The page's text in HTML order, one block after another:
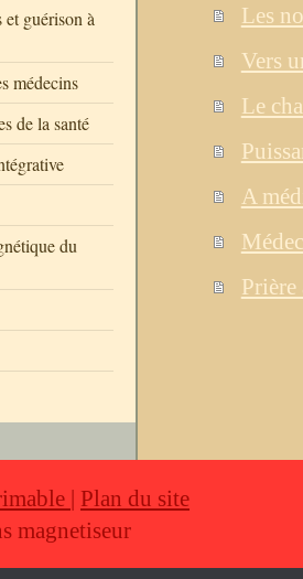
guérison à
médecins
de la santé
du
Les
Vers
Le
A
Prière
| Plan du site
magnetiseur